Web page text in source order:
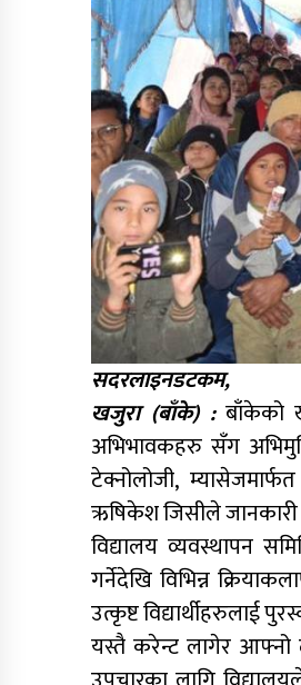
सदरलाइनडटकम,
खजुरा (बाँके) :बाँकेको
अभिभावकहरु सँग
टेक्नोलोजी,
ऋषिकेश जिसीले जानकारी
विद्यालय व्यवस्थापन
गर्नेदेखि विभिन्न
उत्कृष्ट विद्यार्थीहरुलाई
यस्तै करेन्ट लागेर आफ्नो